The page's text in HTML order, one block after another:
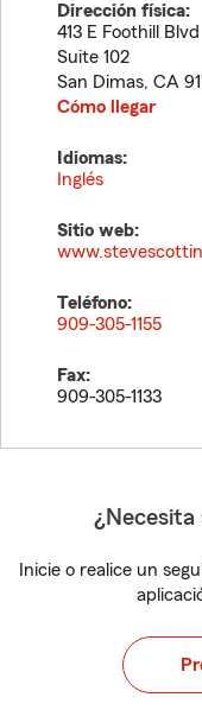
Dirección física:
413 E Foothill Blvd
Suite 102
San Dimas, CA
Cómo llegar
Idiomas:
Inglés
Sitio web:
Teléfono:
909-305-1155
Fax:
909-305-1133
¿Necesita
Inicie o realice un